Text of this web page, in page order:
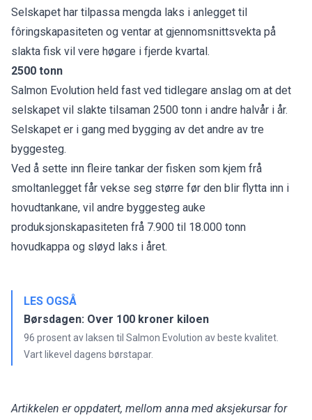
Selskapet har tilpassa mengda laks i anlegget til
fôringskapasiteten og ventar at gjennomsnittsvekta på
slakta fisk vil vere høgare i fjerde kvartal.
2500 tonn
Salmon Evolution held fast ved tidlegare anslag om at det
selskapet vil slakte tilsaman 2500 tonn i andre halvår i år.
Selskapet er i gang med bygging av det andre av tre
byggesteg.
Ved å sette inn fleire tankar der fisken som kjem frå
smoltanlegget får vekse seg større før den blir flytta inn i
hovudtankane, vil andre byggesteg auke
produksjonskapasiteten frå 7.900 til 18.000 tonn
hovudkappa og sløyd laks i året.
LES OGSÅ
Børsdagen: Over 100 kroner kiloen
96 prosent av laksen til Salmon Evolution av beste kvalitet.
Vart likevel dagens børstapar.
Artikkelen er oppdatert, mellom anna med aksjekursar for